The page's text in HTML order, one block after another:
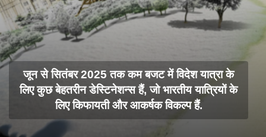
जून से सितंबर 2025 तक कम बजट में विदेश यात्रा के
लिए कुछ बेहतरीन डेस्टिनेशन्स हैं, जो भारतीय यात्रियों के
लिए किफायती और आकर्षक विकल्प हैं.